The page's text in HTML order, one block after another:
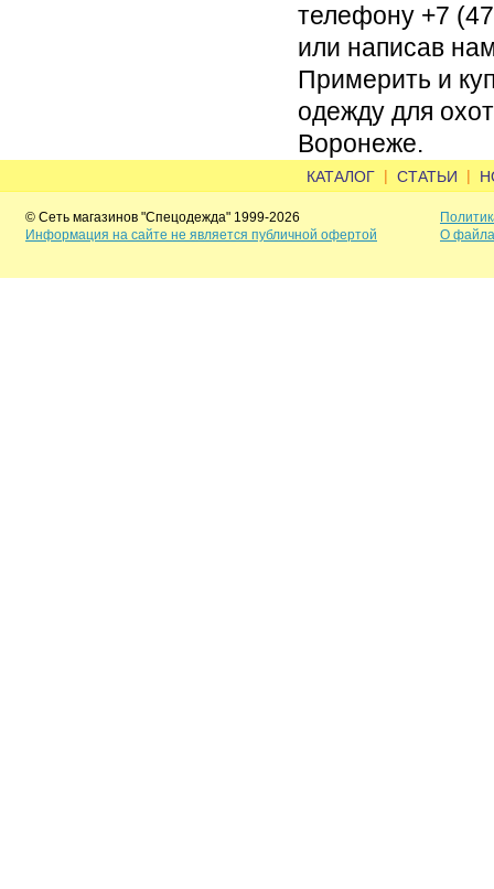
телефону +7
или написав
Примерить и
одежду для
Воронеже.
КАТАЛОГ | СТАТЬИ |
© Сеть магазинов "Спецодежда" 1999-2026
Информация на сайте не является публичной офертой
О